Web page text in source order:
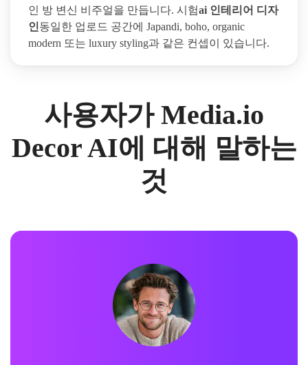
인 방 변신 비주얼을 만듭니다. 시험ai 인테리어 디자
인동일한 업로드 공간에 Japandi, boho, organic
modern 또는 luxury styling과 같은 컨셉이 있습니다.
사용자가 Media.io
Decor AI에 대해 말하는
것